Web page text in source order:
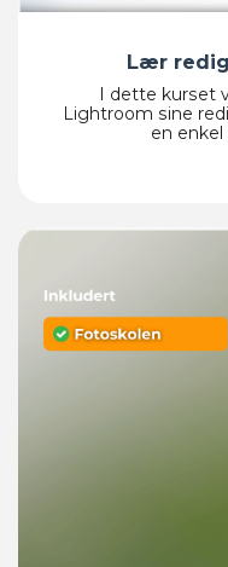
Lær
I dette kurset
Lightroom sine
en